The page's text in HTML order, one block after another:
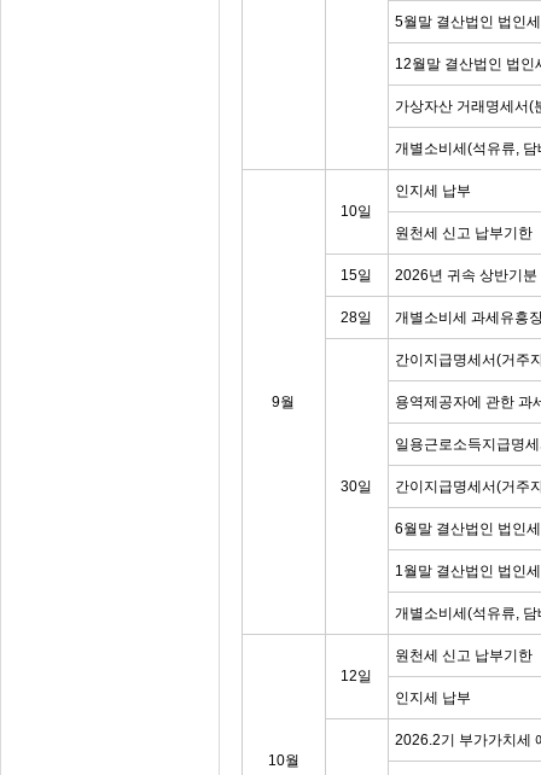
5월말 결산법인 법인
12월말 결산법인 법인
가상자산 거래명세서(
개별소비세(석유류, 담
9월
10일
인지세 납부
원천세 신고 납부기한
15일 2026년 귀속 상반기분
28일 개별소비세 과세유흥
30일
간이지급명세서(거주
용역제공자에 관한 과
일용근로소득지급명
간이지급명세서(거주
6월말 결산법인 법인
1월말 결산법인 법인
개별소비세(석유류, 담
10월
12일
원천세 신고 납부기한
인지세 납부
2026.2기 부가가치세